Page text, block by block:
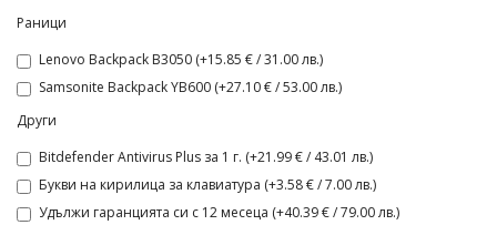
Раници
Lenovo Backpack B3050 (+15.85 € / 31.00 лв.)
Samsonite Backpack YB600 (+27.10 € / 53.00 лв.)
Други
Bitdefender Antivirus Plus за 1 г. (+21.99 € / 43.01 лв.)
Букви на кирилица за клавиатура (+3.58 € / 7.00 лв.)
Удължи гаранцията си с 12 месеца (+40.39 € / 79.00 лв.)